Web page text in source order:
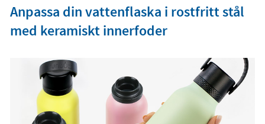
Anpassa din vattenflaska i rostfritt stål
med keramiskt innerfoder